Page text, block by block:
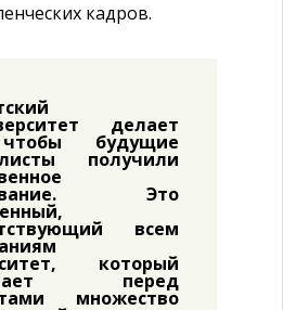
кадров.
делает
будущие
получили
Это
всем
который
перед
множество